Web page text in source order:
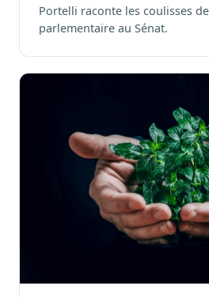
Portelli raconte les coulisses
parlementaire au Sénat.